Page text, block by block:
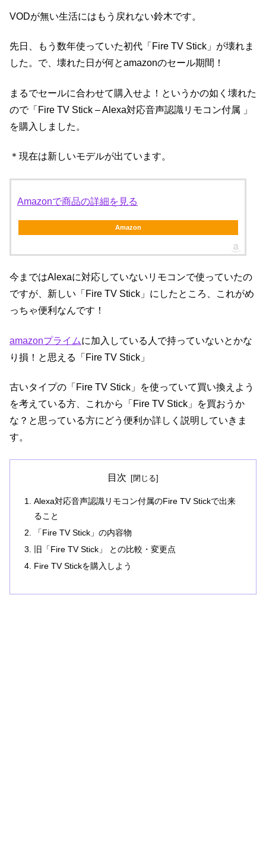
VODが無い生活にはもう戻れない鈴木です。
先日、もう数年使っていた初代「Fire TV Stick」が壊れま
した。で、壊れた日が何とamazonのセール期間！
まるでセールに合わせて購入せよ！というかの如く壊れた
ので「Fire TV Stick – Alexa対応音声認識リモコン付属 」
を購入しました。
＊現在は新しいモデルが出ています。
Amazonで商品の詳細を見る
Amazon
今まではAlexaに対応していないリモコンで使っていたの
ですが、新しい「Fire TV Stick」にしたところ、これがめ
っちゃ便利なんです！
amazonプライムに加入している人で持っていないとかな
り損！と思える「Fire TV Stick」
古いタイプの「Fire TV Stick」を使っていて買い換えよう
を考えている方、これから「Fire TV Stick」を買おうか
な？と思っている方にどう便利か詳しく説明していきま
す。
目次
Alexa対応音声認識リモコン付属のFire TV Stickで出来
ること
「Fire TV Stick」の内容物
旧「Fire TV Stick」 との比較・変更点
Fire TV Stickを購入しよう